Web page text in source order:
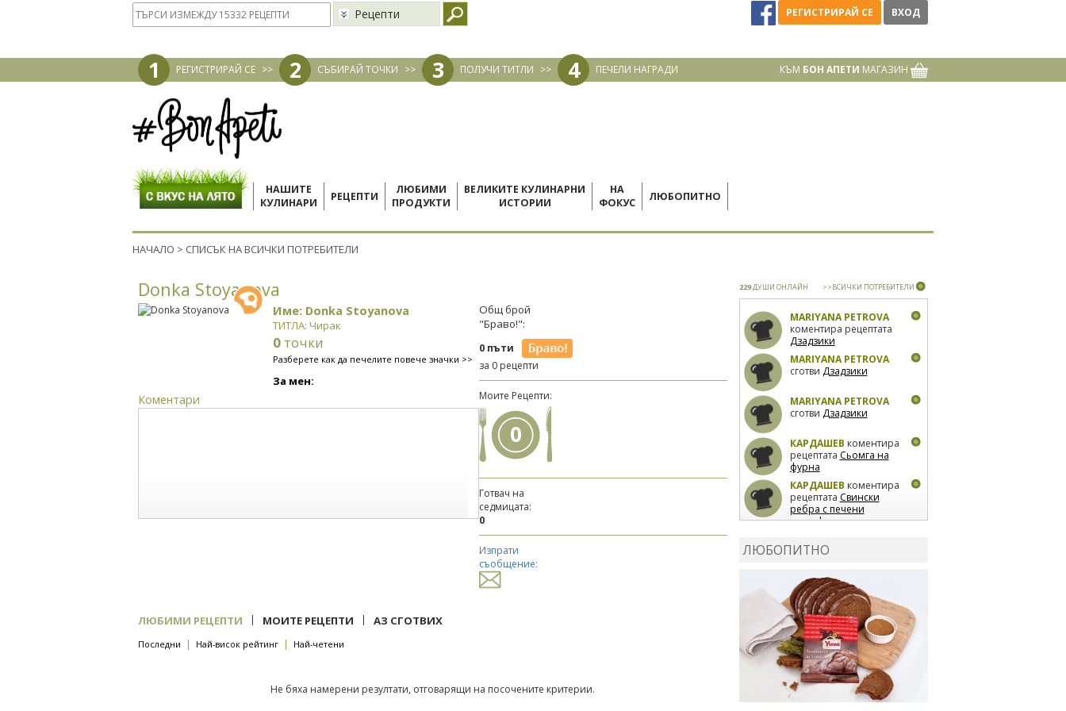
Рецепти РЕГИСТРИРАЙ СЕ ВХОД
1 РЕГИСТРИРАЙ СЕ >> 2 СЪБИРАЙ ТОЧКИ >> 3 ПОЛУЧИ ТИТЛИ >> 4 ПЕЧЕЛИ НАГРАДИ КЪМ БОН АПЕТИ МАГАЗИН
НАШИТЕ
КУЛИНАРИ
РЕЦЕПТИ
ЛЮБИМИ
ПРОДУКТИ
ВЕЛИКИТЕ КУЛИНАРНИ
ИСТОРИИ
НА
ФОКУС
ЛЮБОПИТНО
НАЧАЛО > СПИСЪК НА ВСИЧКИ ПОТРЕБИТЕЛИ
Donka Stoyanova
Име: Donka Stoyanova
ТИТЛА: Чирак
0 точки
Разберете как да печелите повече значки >>
За мен:
Коментари
Общ брой
"Браво!":
0 пъти
за 0 рецепти
Моите Рецепти:
0
Готвач на
седмицата:
0
Изпрати
съобщение:
ЛЮБИМИ РЕЦЕПТИ | МОИТЕ РЕЦЕПТИ | АЗ СГОТВИХ
Последни | Най-висок рейтинг | Най-четени
Не бяха намерени резултати, отговарящи на посочените критерии.
229ДУШИ ОНЛАЙН >>ВСИЧКИ ПОТРЕБИТЕЛИ
MARIYANA PETROVA
коментира рецептата
Дзадзики
MARIYANA PETROVA
сготви Дзадзики
MARIYANA PETROVA
сготви Дзадзики
КАРДАШЕВ коментира
рецептата Сьомга на
фурна
КАРДАШЕВ коментира
рецептата Свински
ребра с печени
картофи
лимон
коментира рецептата
Киноа със зеленчуци
ЛЮБОПИТНО